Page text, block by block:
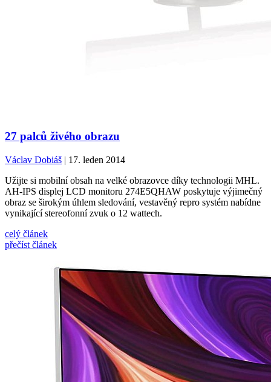
27 palců živého obrazu
Václav Dobiáš | 17. leden 2014
Užijte si mobilní obsah na velké obrazovce díky technologii MHL.
AH-IPS displej LCD monitoru 274E5QHAW poskytuje výjimečný
obraz se širokým úhlem sledování, vestavěný repro systém nabídne
vynikající stereofonní zvuk o 12 wattech.
celý článek
přečíst článek